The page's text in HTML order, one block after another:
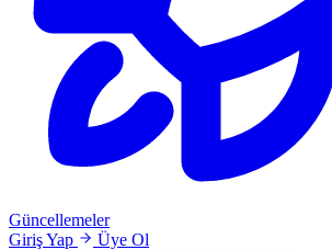
Güncellemeler
Giriş Yap
Üye Ol